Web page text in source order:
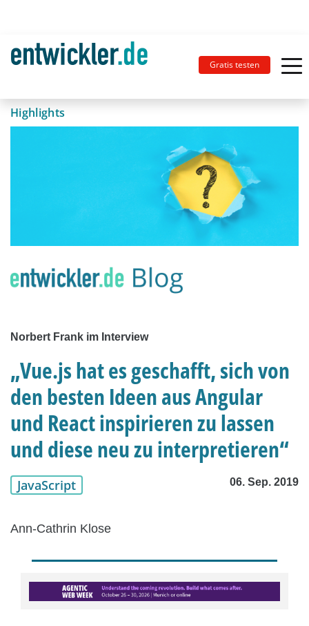
Gratis testen
Highlights
Norbert Frank im Interview
„Vue.js hat es geschafft, sich von
den besten Ideen aus Angular
und React inspirieren zu lassen
und diese neu zu interpretieren“
JavaScript 06. Sep. 2019
Ann-Cathrin Klose